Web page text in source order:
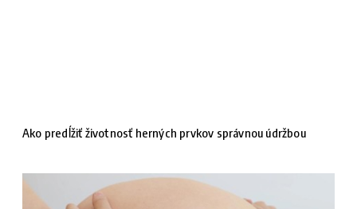
Ako predĺžiť životnosť herných prvkov správnou údržbou